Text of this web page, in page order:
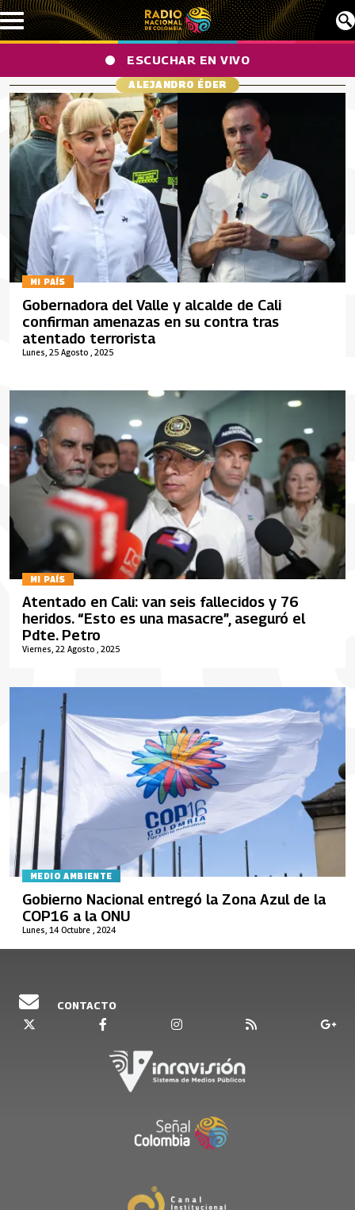
Pasar al contenido principal
ESCUCHAR EN VIVO
ALEJANDRO ÉDER
MI PAÍS
Lunes, 25 Agosto , 2025
Gobernadora del Valle y alcalde de Cali
confirman amenazas en su contra tras
atentado terrorista
MI PAÍS
Viernes, 22 Agosto , 2025
Atentado en Cali: van seis fallecidos y 76
heridos. “Esto es una masacre”, aseguró el
Pdte. Petro
MEDIO AMBIENTE
Lunes, 14 Octubre , 2024
Gobierno Nacional entregó la Zona Azul de la
COP16 a la ONU
CONTACTO